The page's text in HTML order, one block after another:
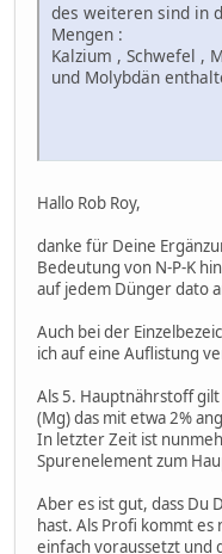
des weiteren sind in
Mengen :
Kalzium , Schwefel ,
und Molybdän
Hallo Rob Roy,
danke für Deine
Bedeutung von N-P-K
auf jedem Dünger dato
Auch bei der
ich auf eine Auflistung
Als 5. Hauptnährstoff
(Mg) das mit etwa 2%
In letzter Zeit ist
Spurenelement zum
Aber es ist gut, dass Du
hast. Als Profi kommt es
einfach voraussetzt und